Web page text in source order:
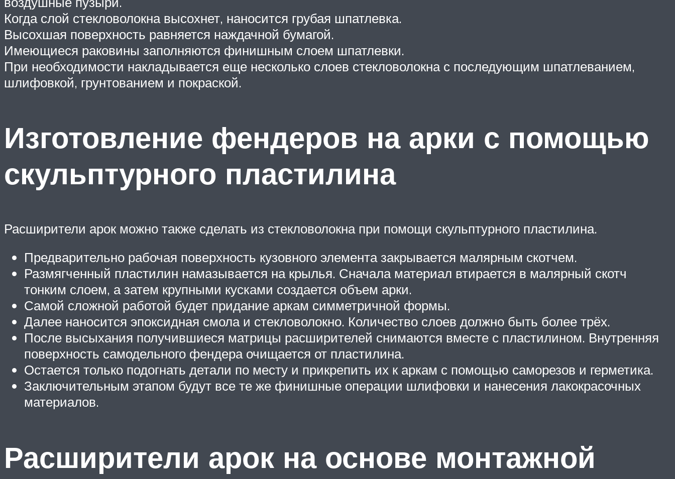
Когда слой стекловолокна высохнет, наносится грубая шпатлевка.
Высохшая поверхность равняется наждачной бумагой.
Имеющиеся раковины заполняются финишным слоем шпатлевки.
При необходимости накладывается еще несколько слоев стекловолокна с последующим шпатлеванием,
шлифовкой, грунтованием и покраской.
Изготовление фендеров на арки с помощью
скульптурного пластилина
Расширители арок можно также сделать из стекловолокна при помощи скульптурного пластилина.
Предварительно рабочая поверхность кузовного элемента закрывается малярным скотчем.
Размягченный пластилин намазывается на крылья. Сначала материал втирается в малярный скотч
тонким слоем, а затем крупными кусками создается объем арки.
Самой сложной работой будет придание аркам симметричной формы.
Далее наносится эпоксидная смола и стекловолокно. Количество слоев должно быть более трёх.
После высыхания получившиеся матрицы расширителей снимаются вместе с пластилином. Внутренняя
поверхность самодельного фендера очищается от пластилина.
Остается только подогнать детали по месту и прикрепить их к аркам с помощью саморезов и герметика.
Заключительным этапом будут все те же финишные операции шлифовки и нанесения лакокрасочных
материалов.
Расширители арок на основе монтажной